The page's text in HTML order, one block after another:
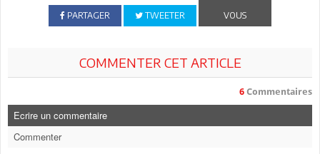
PARTAGER TWEETER
VOUS
COMMENTER CET ARTICLE
6 Commentaires
Ecrire un commentaire
Commenter